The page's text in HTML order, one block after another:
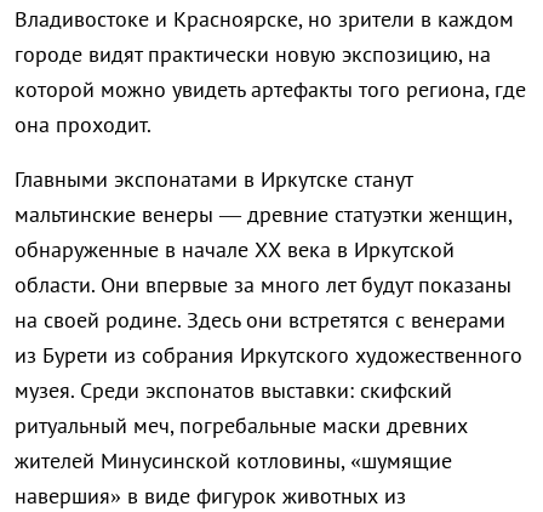
Владивостоке и Красноярске, но зрители в каждом
городе видят практически новую экспозицию, на
которой можно увидеть артефакты того региона, где
она проходит.
Главными экспонатами в Иркутске станут
мальтинские венеры — древние статуэтки женщин,
обнаруженные в начале ХХ века в Иркутской
области. Они впервые за много лет будут показаны
на своей родине. Здесь они встретятся с венерами
из Бурети из собрания Иркутского художественного
музея. Среди экспонатов выставки: скифский
ритуальный меч, погребальные маски древних
жителей Минусинской котловины, «шумящие
навершия» в виде фигурок животных из